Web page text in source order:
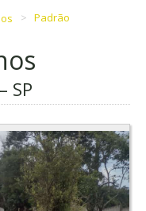
Padrão
SP